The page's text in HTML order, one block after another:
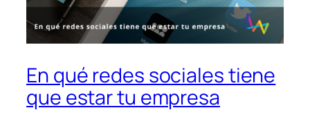
En qué redes sociales tiene
que estar tu empresa